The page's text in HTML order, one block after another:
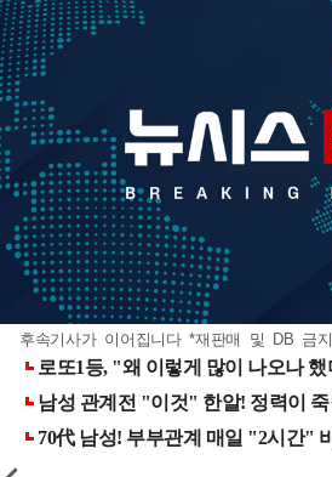
후속기사가 이어집니다 *재판매 및 DB 금지